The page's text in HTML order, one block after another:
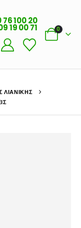
76 100 20
19 00 71 0
ΛΙΑΝΙΚΉΣ